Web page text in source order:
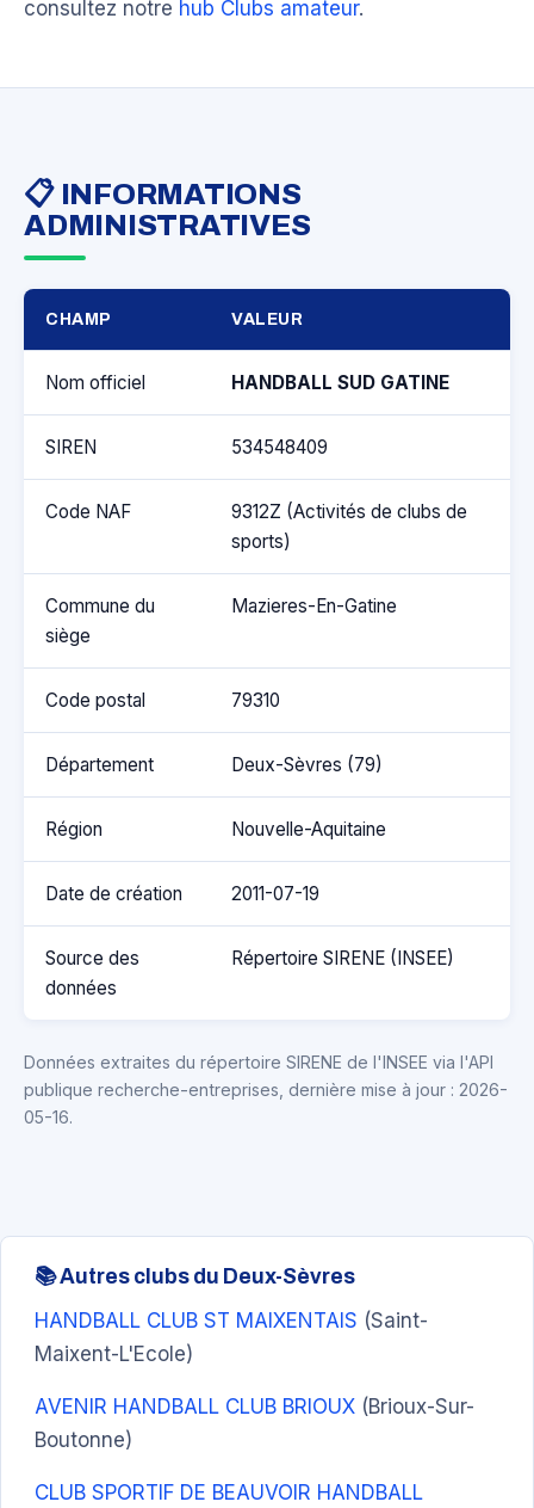
consultez notre hub Clubs amateur.
📋 INFORMATIONS
ADMINISTRATIVES
CHAMP VALEUR
Nom officiel HANDBALL SUD GATINE
SIREN 534548409
Code NAF
9312Z (Activités de clubs de
sports)
Commune du
siège
Mazieres-En-Gatine
Code postal 79310
Département Deux-Sèvres (79)
Région Nouvelle-Aquitaine
Date de création 2011-07-19
Source des
données
Répertoire SIRENE (INSEE)
Données extraites du répertoire SIRENE de l'INSEE via l'API
publique recherche-entreprises, dernière mise à jour : 2026-
05-16.
📚 Autres clubs du Deux-Sèvres
HANDBALL CLUB ST MAIXENTAIS (Saint-
Maixent-L'Ecole)
AVENIR HANDBALL CLUB BRIOUX (Brioux-Sur-
Boutonne)
CLUB SPORTIF DE BEAUVOIR HANDBALL